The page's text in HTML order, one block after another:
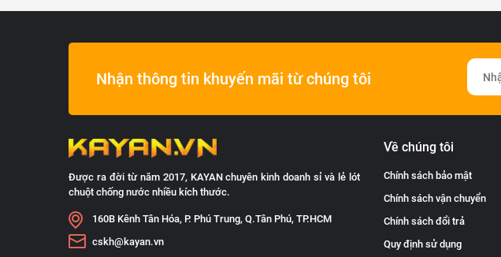
Nhận thông tin khuyến mãi từ chúng tôi
Được ra đời từ năm 2017, KAYAN chuyên kinh doanh sỉ và lẻ lót
chuột chống nước nhiều kích thước.
160B Kênh Tân Hóa, P. Phú Trung, Q.Tân Phú, TP.HCM
cskh@kayan.vn
Về chúng tôi
Chính sách bảo mật
Chính sách vận chuyển
Chính sách đổi trả
Quy định sử dụng